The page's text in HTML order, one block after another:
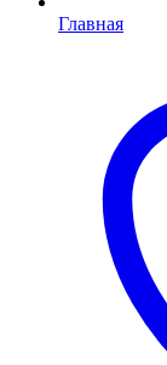
Главная